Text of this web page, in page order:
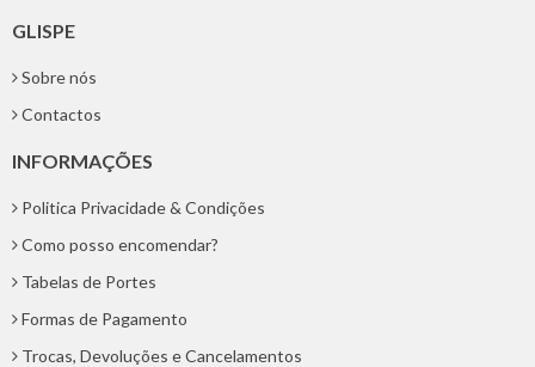
GLISPE
Sobre nós
Contactos
INFORMAÇÕES
Politica Privacidade & Condições
Como posso encomendar?
Tabelas de Portes
Formas de Pagamento
Trocas, Devoluções e Cancelamentos